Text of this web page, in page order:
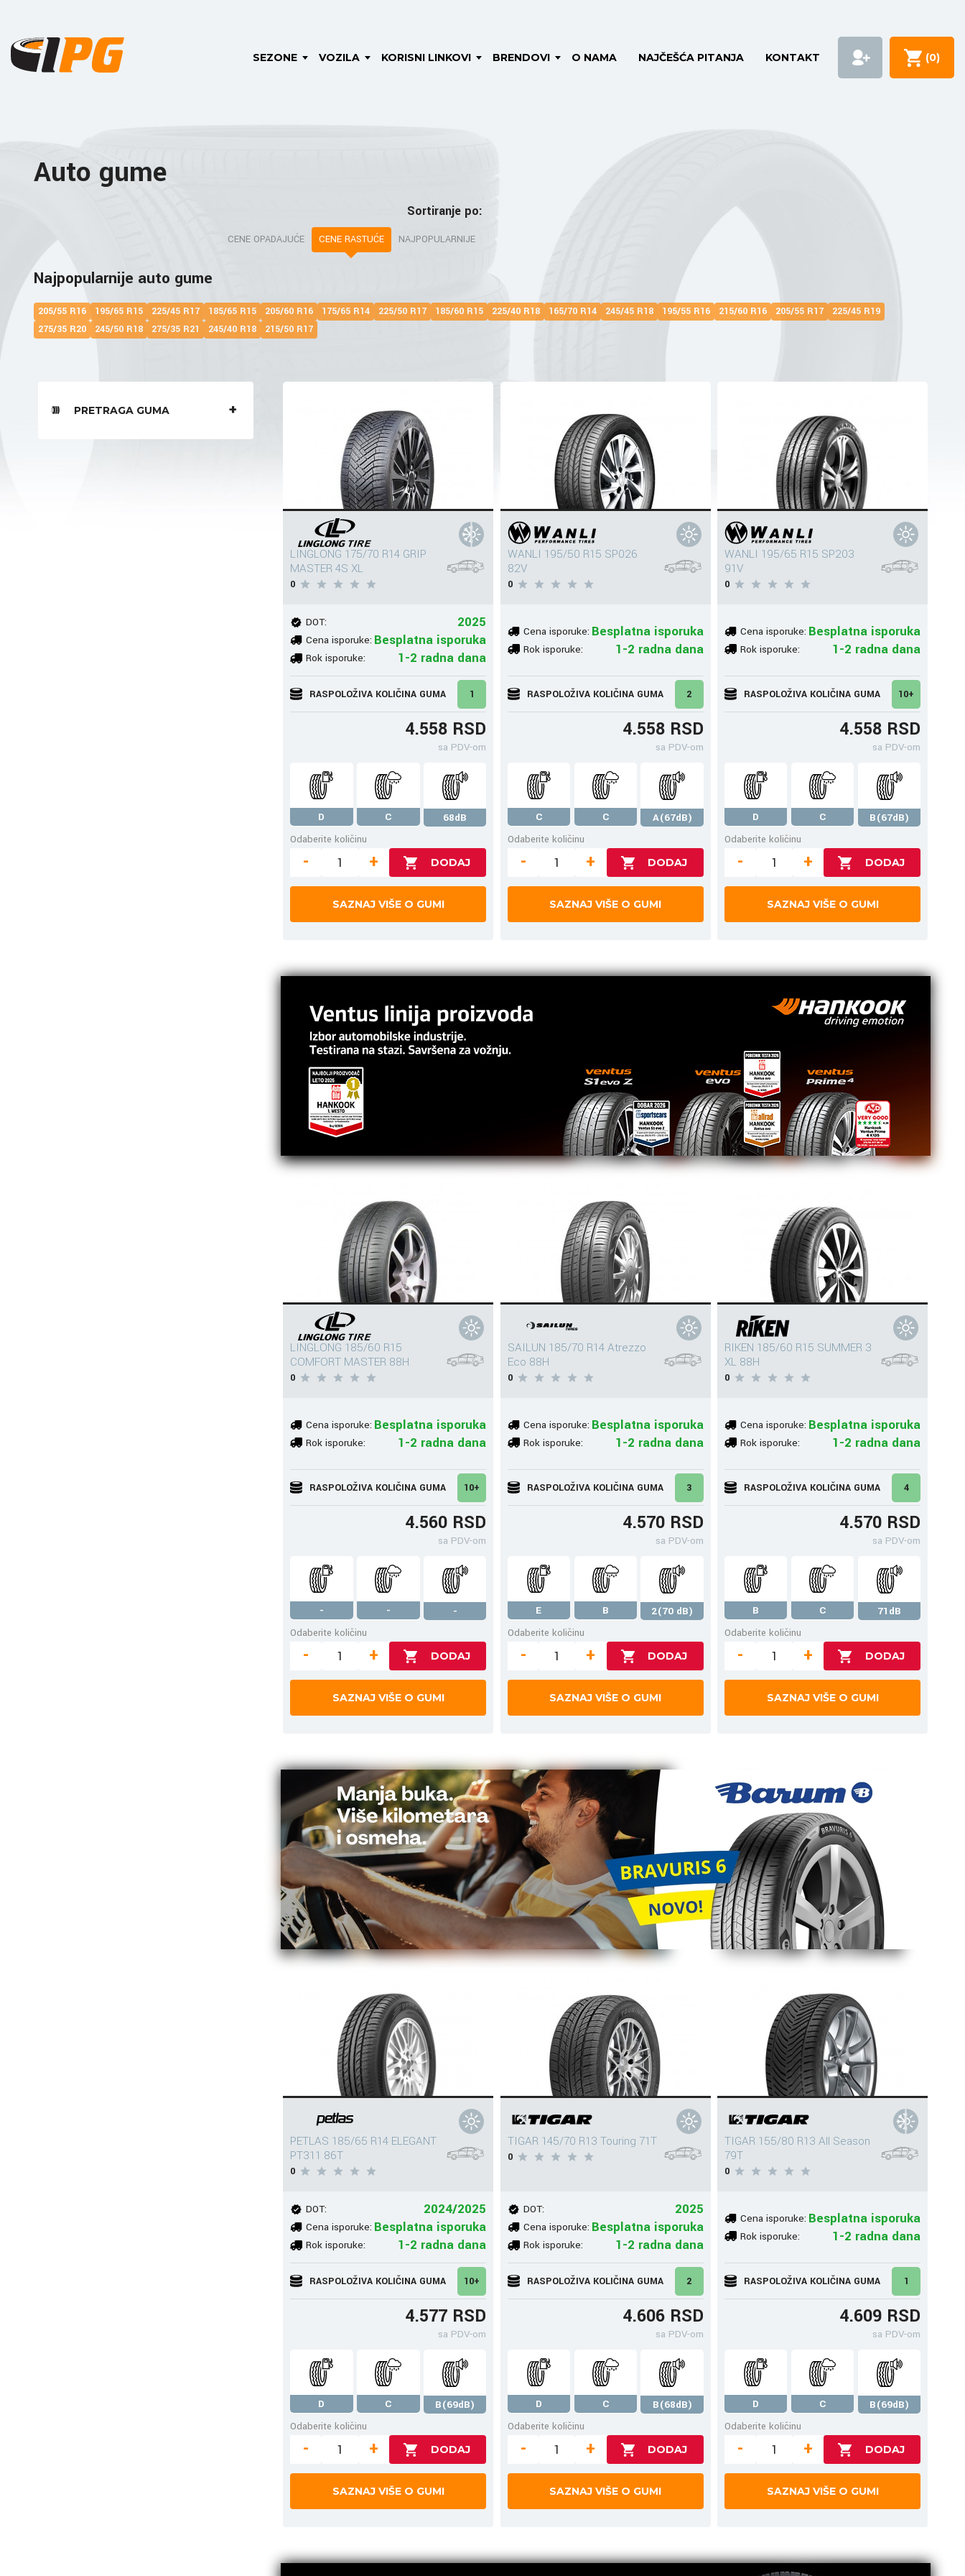
SEZONE VOZILA KORISNI LINKOVI BRENDOVI O NAMA NAJČEŠĆA PITANJA KONTAKT (0)
Auto gume
Najpopularnije auto gume
205/55 R16 195/65 R15 225/45 R17 185/65 R15 205/60 R16 175/65 R14 225/50 R17 185/60 R15 225/40 R18 165/70 R14 245/45 R18 195/55 R16 215/60 R16 205/55 R17
225/45 R19
275/35 R20
245/50 R18 275/35 R21 245/40 R18 215/50 R17
Sortiranje po:
CENE OPADAJUĆE CENE RASTUĆE NAJPOPULARNIJE
PRETRAGA GUMA
LINGLONG 175/70 R14 GRIP
MASTER 4S XL
0
DOT: 2025
Cena isporuke: Besplatna isporuka
Rok isporuke: 1-2 radna dana
RASPOLOŽIVA KOLIČINA GUMA 1
4.558 RSD
sa PDV-om
D C
68dB
Odaberite količinu
- +
SAZNAJ VIŠE O GUMI
WANLI 195/50 R15 SP026
82V
0
Cena isporuke: Besplatna isporuka
Rok isporuke: 1-2 radna dana
RASPOLOŽIVA KOLIČINA GUMA 2
4.558 RSD
sa PDV-om
C C
A(67dB)
Odaberite količinu
- +
SAZNAJ VIŠE O GUMI
WANLI 195/65 R15 SP203
91V
0
Cena isporuke: Besplatna isporuka
Rok isporuke: 1-2 radna dana
RASPOLOŽIVA KOLIČINA GUMA 10+
4.558 RSD
sa PDV-om
D C
B(67dB)
Odaberite količinu
- +
SAZNAJ VIŠE O GUMI
LINGLONG 185/60 R15
COMFORT MASTER 88H
0
Cena isporuke: Besplatna isporuka
Rok isporuke: 1-2 radna dana
RASPOLOŽIVA KOLIČINA GUMA 10+
4.560 RSD
sa PDV-om
- -
-
Odaberite količinu
- +
SAZNAJ VIŠE O GUMI
SAILUN 185/70 R14 Atrezzo
Eco 88H
0
Cena isporuke: Besplatna isporuka
Rok isporuke: 1-2 radna dana
RASPOLOŽIVA KOLIČINA GUMA 3
4.570 RSD
sa PDV-om
E B
2(70 dB)
Odaberite količinu
- +
SAZNAJ VIŠE O GUMI
RIKEN 185/60 R15 SUMMER 3
XL 88H
0
Cena isporuke: Besplatna isporuka
Rok isporuke: 1-2 radna dana
RASPOLOŽIVA KOLIČINA GUMA 4
4.570 RSD
sa PDV-om
B C
71dB
Odaberite količinu
- +
SAZNAJ VIŠE O GUMI
PETLAS 185/65 R14 ELEGANT
PT311 86T
0
DOT: 2024/2025
Cena isporuke: Besplatna isporuka
Rok isporuke: 1-2 radna dana
RASPOLOŽIVA KOLIČINA GUMA 10+
4.577 RSD
sa PDV-om
D C
B(69dB)
Odaberite količinu
- +
SAZNAJ VIŠE O GUMI
TIGAR 145/70 R13 Touring 71T
0
DOT: 2025
Cena isporuke: Besplatna isporuka
Rok isporuke: 1-2 radna dana
RASPOLOŽIVA KOLIČINA GUMA 2
4.606 RSD
sa PDV-om
D C
B(68dB)
Odaberite količinu
- +
SAZNAJ VIŠE O GUMI
TIGAR 155/80 R13 All Season
79T
0
Cena isporuke: Besplatna isporuka
Rok isporuke: 1-2 radna dana
RASPOLOŽIVA KOLIČINA GUMA 1
4.609 RSD
sa PDV-om
D C
B(69dB)
Odaberite količinu
- +
SAZNAJ VIŠE O GUMI